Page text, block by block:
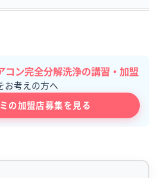
コン完全分解洗浄の講習・加盟
お考えの方へ
の加盟店募集を見る